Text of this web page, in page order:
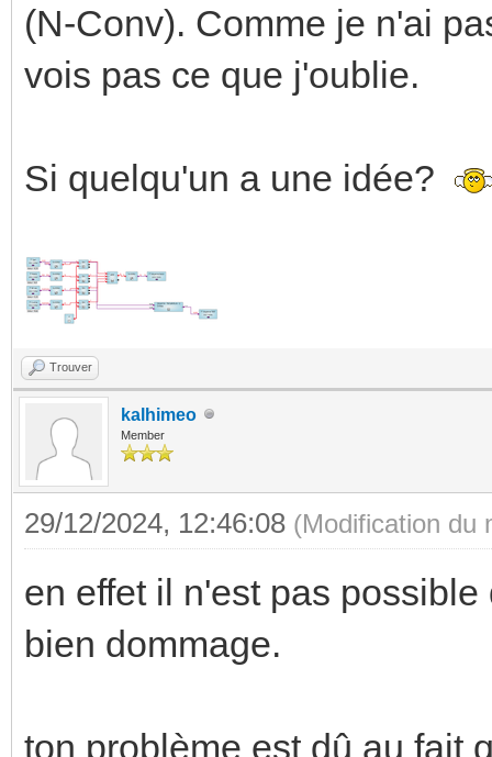
(N-Conv). Comme je n'ai
vois pas ce que j'oublie.
Si quelqu'un a une idée?
Trouver
kalhimeo
Member
29/12/2024, 12:46:08 (Modification du
en effet il n'est pas
bien dommage.
ton problème est dû au fait